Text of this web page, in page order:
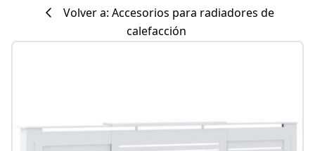
#sharemevidaxl
Volver a: Accesorios para radiadores de
calefacción